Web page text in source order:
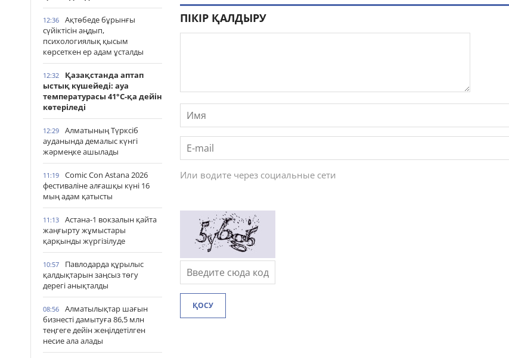
12:36
Ақтөбеде бұрынғы
сүйіктісін аңдып,
психологиялық қысым
көрсеткен ер адам ұсталды
12:32
Қазақстанда аптап
ыстық күшейеді: ауа
температурасы 41°С-қа дейін
көтеріледі
12:29
Алматының Түрксіб
ауданында демалыс күнгі
жәрмеңке ашылады
11:19
Comic Con Astana 2026
фестиваліне алғашқы күні 16
мың адам қатысты
11:13
Астана-1 вокзалын қайта
жаңғырту жұмыстары
қарқынды жүргізілуде
10:57
Павлодарда құрылыс
қалдықтарын заңсыз төгу
дерегі анықталды
08:56
Алматылықтар шағын
бизнесті дамытуға 86,5 млн
теңгеге дейін жеңілдетілген
несие ала алады
ПІКІР ҚАЛДЫРУ
Или водите через социальные сети
ҚОСУ